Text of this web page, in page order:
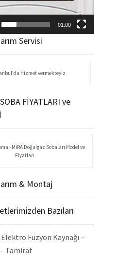
01:00
Servisi
Hizmet vermekteyiz
FİYATLARI ve
- MİRA Doğalgaz Sobaları Model ve
Fiyatları
& Montaj
Bazıları
Füzyon Kaynağı –
Tamirat